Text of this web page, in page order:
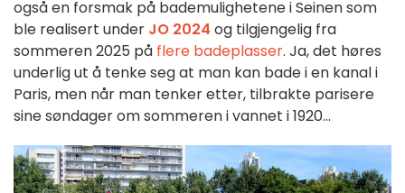
også en forsmak på bademulighetene i Seinen som
ble realisert under JO 2024 og tilgjengelig fra
sommeren 2025 på flere badeplasser. Ja, det høres
underlig ut å tenke seg at man kan bade i en kanal i
Paris, men når man tenker etter, tilbrakte parisere
sine søndager om sommeren i vannet i 1920...